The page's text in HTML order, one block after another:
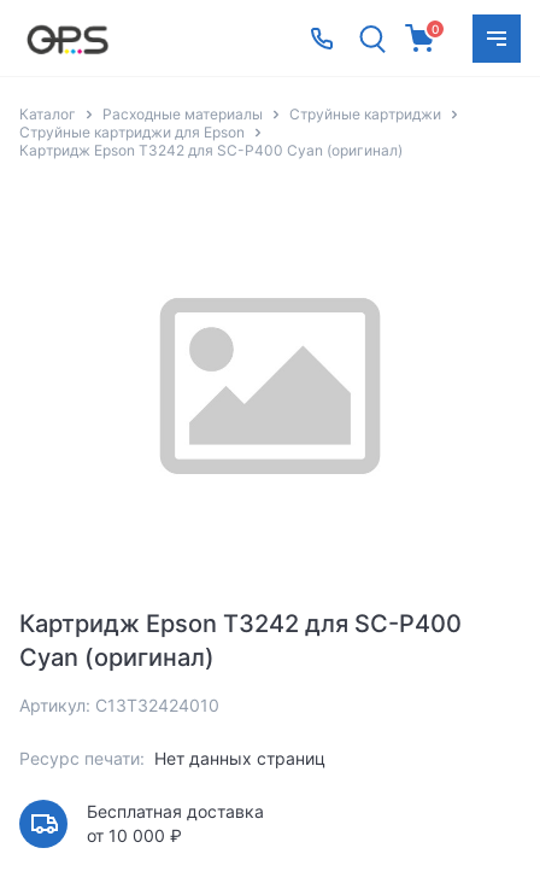
0
Каталог Расходные материалы
Струйные картриджи
Струйные картриджи для Epson
Картридж Epson T3242 для SC-P400 Cyan (оригинал)
Картридж Epson T3242 для SC-P400
Cyan (оригинал)
Артикул: C13T32424010
Ресурс печати: Нет данных страниц
Бесплатная доставка
от 10 000 ₽